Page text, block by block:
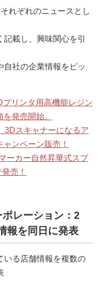
れぞれのニュースとし
載し、興味関心を引
自社の企業情報をピッ
リンタ用高機能レジン
発売開始。
3Dスキャナーになるア
ンペーン販売！
ーカー自然昇華式スプ
売！
レーション：2
報を同日に発表
いる店舗情報を複数の